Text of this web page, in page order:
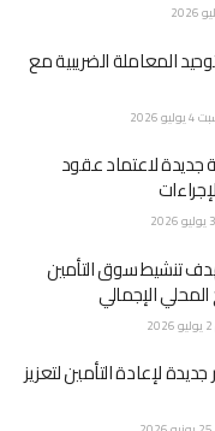
المعاملة الضريبية مع
2026
جديدة لاعتماد عقود
تنشيط سوق التأمين
الإجمالي
جديدة لإعادة التأمين لتعزيز